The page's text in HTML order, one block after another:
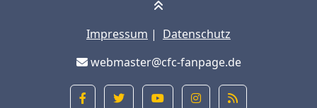
Impressum | Datenschutz
webmaster@cfc-fanpage.de